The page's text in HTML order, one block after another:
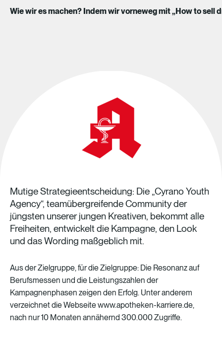
Wie wir es machen? Indem wir vorneweg mit „How to
MutigeStrategieentscheidung: Die „CyranoYouth
Agency“, teamübergreifendeCommunityder
jüngsten unserer jungen Kreativen, bekommtalle
Freiheiten, entwickeltdie Kampagne, den Look
und dasWording maßgeblich mit.
AusderZielgruppe,fürdieZielgruppe: Die Resonanzauf
Berufsmessen und die Leistungszahlen der
Kampagnenphasen zeigen den Erfolg. Unteranderem
verzeichnetdieWebseitewww.apotheken-karriere.de,
nach nur10 Monaten annähernd 300.000Zugriffe.